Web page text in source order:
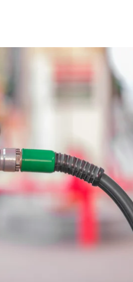
A-95 — не більш ніж
безпілотників по об’єктах
Аксьонов
Він також попросив жителів
а дизельне пальне все ще є,
також в анексованому
й на інших окупованих
області та на